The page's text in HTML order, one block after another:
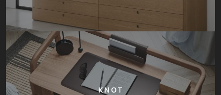
KNOT